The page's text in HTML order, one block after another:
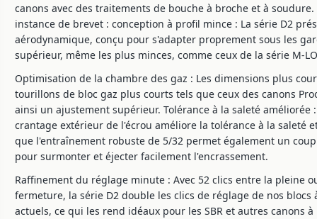
canons avec des traitements de bouche à broche et à
instance de brevet : conception à profil mince : La série D2
aérodynamique, conçu pour s'adapter proprement sous les
supérieur, même les plus minces, comme ceux de la série M-
Optimisation de la chambre des gaz : Les dimensions plus
tourillons de bloc gaz plus courts tels que ceux des canons
ainsi un ajustement supérieur. Tolérance à la saleté améliorée
crantage extérieur de l'écrou améliore la tolérance à la saleté
que l'entraînement robuste de 5/32 permet également un
pour surmonter et éjecter facilement l'encrassement.
Raffinement du réglage minute : Avec 52 clics entre la pleine
fermeture, la série D2 double les clics de réglage de nos blocs
actuels, ce qui les rend idéaux pour les SBR et autres canons